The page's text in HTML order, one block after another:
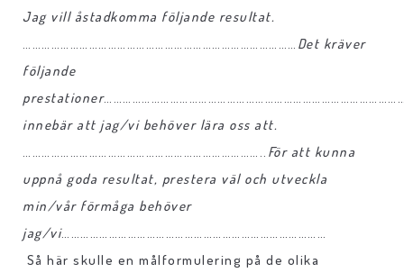
Jag vill åstadkomma följande resultat.
…………………………………………………………………………… Det kräver
följande
prestationer
innebär att jag/vi behöver lära oss att.
………………………………………………………………….. För att kunna
uppnå goda resultat, prestera väl och utveckla
min/vår förmåga behöver
jag/vi…………………………………………………………………………
Så här skulle en målformulering på de olika